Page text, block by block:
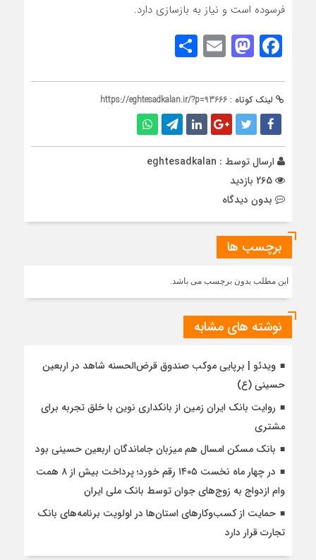
فرسوده است و نیاز به بازسازی دارد.
Facebook
Mastodon
Email
لینک کوتاه : https://eghtesadkalan.ir/?p=93666
ارسال توسط : eghtesadkalan
بدون دیدگاه
برچسب ها
این مطلب بدون برچسب می باشد.
نوشته های مشابه
ویدئو | برپایی موکب صندوق قرض‌الحسنه شاهد در اربعین
حسینی (ع)
روایت بانک ایران زمین از بانکداری نوین با خلق تجربه برای
مشتری
بانک مسکن امسال هم میزبان جاماندگان اربعین حسینی بود
در چهار ماه نخست ۱۴۰۵ رقم خورد؛ پرداخت بیش از ۸ همت
وام ازدواج به زوج‌های جوان توسط بانک ملی ایران
حمایت از کسب‌وکارهای استان‌ها در اولویت برنامه‌های بانک
تجارت قرار دارد